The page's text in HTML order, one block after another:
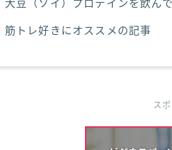
大豆（ソイ）プロテインを飲ん
筋トレ好きにオススメの記事
ス